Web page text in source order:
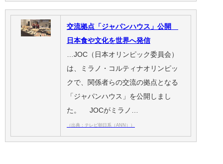
交流拠点「ジャパンハウス」公開
日本食や文化を世界へ発信
…JOC（日本オリンピック委員会）
は、ミラノ・コルティナオリンピッ
クで、関係者らの交流の拠点となる
「ジャパンハウス」を公開しまし
た。 JOCがミラノ…
（出典：テレビ朝日系（ANN））